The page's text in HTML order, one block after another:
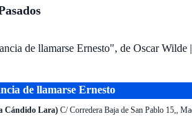
de llamarse Ernesto
Cándido Lara) C/ Corredera Baja de San Pablo 15,,